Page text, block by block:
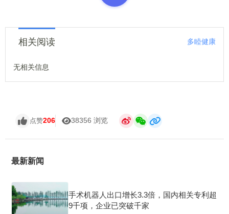
相关阅读 多睦健康
无相关信息
点赞206 38356 浏览
最新新闻
手术机器人出口增长3.3倍，国内相关专利超
9千项，企业已突破千家